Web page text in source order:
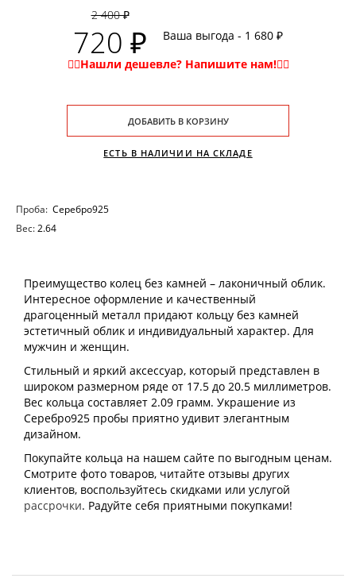
2 400 ₽
720 ₽ Ваша выгода - 1 680 ₽
ДОБАВИТЬ В КОРЗИНУ
ЕСТЬ В НАЛИЧИИ НА СКЛАДЕ
Проба: Серебро925
Вес:2.64
Преимущество колец без камней – лаконичный облик.
Интересное оформление и качественный
драгоценный металл придают кольцу без камней
эстетичный облик и индивидуальный характер. Для
мужчин и женщин.
Стильный и яркий аксессуар, который представлен в
широком размерном ряде от 17.5 до 20.5 миллиметров.
Вес кольца составляет 2.09 грамм. Украшение из
Серебро925 пробы приятно удивит элегантным
дизайном.
Покупайте кольца на нашем сайте по выгодным ценам.
Смотрите фото товаров, читайте отзывы других
клиентов, воспользуйтесь скидками или услугой
рассрочки. Радуйте себя приятными покупками!